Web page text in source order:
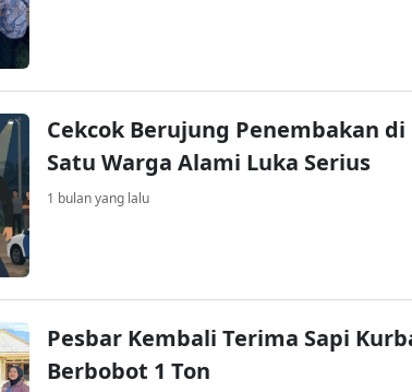
Cekcok Berujung Penembakan
Satu Warga Alami Luka Serius
1 bulan yang lalu
Pesbar Kembali Terima Sapi
Berbobot 1 Ton